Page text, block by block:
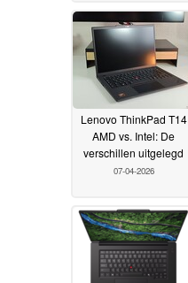
Lenovo ThinkPad T14
AMD vs. Intel: De
verschillen uitgelegd
07-04-2026